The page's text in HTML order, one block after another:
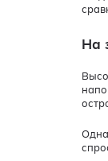
На